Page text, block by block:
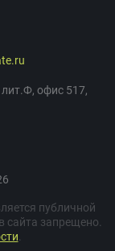
публичной
запрещено.
лит.Ф, офис 517,